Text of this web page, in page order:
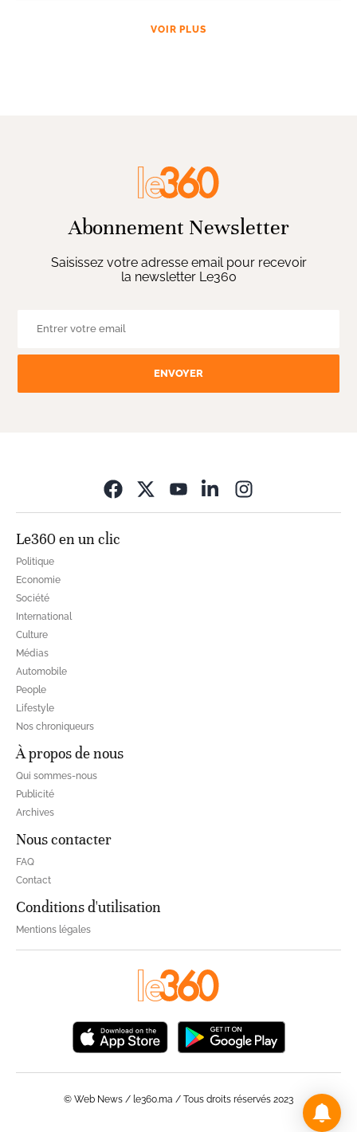
VOIR PLUS
Abonnement Newsletter
Saisissez votre adresse email pour recevoir
la newsletter Le360
ENVOYER
Le360 en un clic
Politique
Economie
Société
International
Culture
Médias
Automobile
People
Lifestyle
Nos chroniqueurs
À propos de nous
Qui sommes-nous
Publicité
Archives
Nous contacter
FAQ
Contact
Conditions d'utilisation
Mentions légales
© Web News / le360.ma / Tous droits réservés 2023